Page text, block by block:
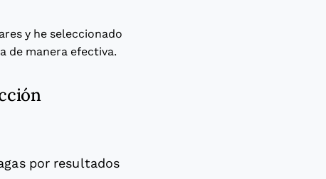
y he seleccionado
de manera efectiva.
por resultados